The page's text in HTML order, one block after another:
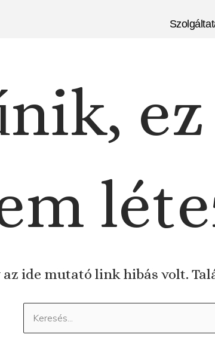
ide mutató link hibás volt.
Keresés: